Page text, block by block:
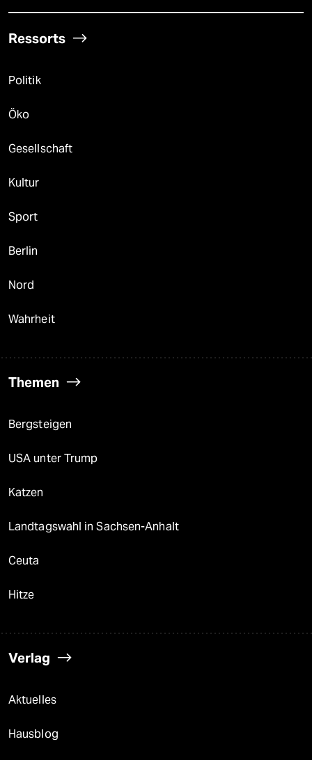
Ressorts
Politik
Öko
Gesellschaft
Kultur
Sport
Berlin
Nord
Wahrheit
Themen
Bergsteigen
USA unter Trump
Katzen
Landtagswahl in Sachsen-Anhalt
Ceuta
Hitze
Verlag
Aktuelles
Hausblog